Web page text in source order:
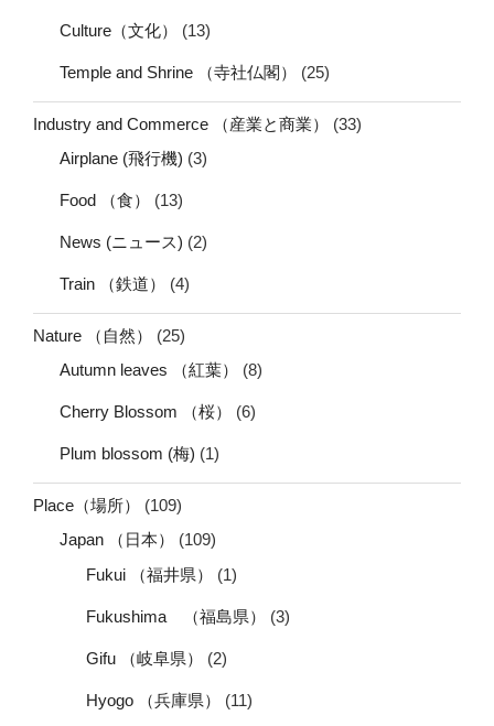
Culture（文化） (13)
Temple and Shrine （寺社仏閣） (25)
Industry and Commerce （産業と商業）
(33)
Airplane (飛行機) (3)
Food （食） (13)
News (ニュース) (2)
Train （鉄道） (4)
Nature （自然）
(25)
Autumn leaves （紅葉）
(8)
Cherry Blossom （桜） (6)
Plum blossom (梅) (1)
Place（場所）
(109)
Japan （日本）
(109)
Fukui （福井県）
(1)
Fukushima （福島県） (3)
Gifu （岐阜県） (2)
Hyogo （兵庫県） (11)